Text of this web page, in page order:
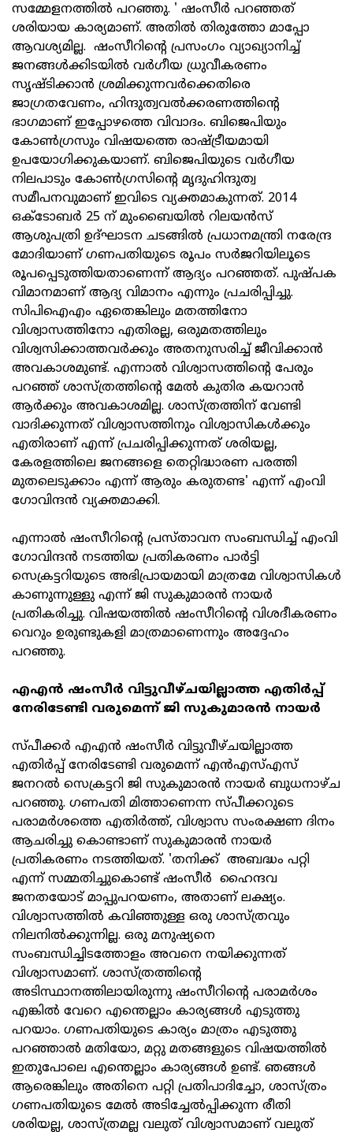
സമ്മേളനത്തില്‍ പറഞ്ഞു. ' ഷംസീര്‍ പറഞ്ഞത്
ശരിയായ കാര്യമാണ്. അതില്‍ തിരുത്തോ മാപ്പോ
ആവശ്യമില്ല. ഷംസീറിന്റെ പ്രസംഗം വ്യാഖ്യാനിച്ച്
ജനങ്ങള്‍ക്കിടയില്‍ വര്‍ഗീയ ധ്രുവീകരണം
സൃഷ്ടിക്കാന്‍ ശ്രമിക്കുന്നവര്‍ക്കെതിരെ
ജാഗ്രതവേണം, ഹിന്ദുത്വവല്‍ക്കരണത്തിന്റെ
ഭാഗമാണ് ഇപ്പോഴത്തെ വിവാദം. ബിജെപിയും
കോണ്‍ഗ്രസും വിഷയത്തെ രാഷ്ട്രീയമായി
ഉപയോഗിക്കുകയാണ്. ബിജെപിയുടെ വര്‍ഗീയ
നിലപാടും കോണ്‍ഗ്രസിന്റെ മൃദുഹിന്ദുത്വ
സമീപനവുമാണ് ഇവിടെ വ്യക്തമാകുന്നത്. 2014
ഒക്ടോബര്‍ 25 ന് മുംബൈയില്‍ റിലയന്‍സ്
ആശുപത്രി ഉദ്ഘാടന ചടങ്ങില്‍ പ്രധാനമന്ത്രി നരേന്ദ്ര
മോദിയാണ് ഗണപതിയുടെ രൂപം സര്‍ജറിയിലൂടെ
രൂപപ്പെടുത്തിയതാണെന്ന് ആദ്യം പറഞ്ഞത്. പുഷ്പക
വിമാനമാണ് ആദ്യ വിമാനം എന്നും പ്രചരിപ്പിച്ചു.
സിപിഐഎം ഏതെങ്കിലും മതത്തിനോ
വിശ്വാസത്തിനോ എതിരല്ല, ഒരുമതത്തിലും
വിശ്വസിക്കാത്തവര്‍ക്കും അതനുസരിച്ച് ജീവിക്കാന്‍
അവകാശമുണ്ട്. എന്നാല്‍ വിശ്വാസത്തിന്റെ പേരും
പറഞ്ഞ് ശാസ്ത്രത്തിന്റെ മേല്‍ കുതിര കയറാന്‍
ആര്‍ക്കും അവകാശമില്ല. ശാസ്ത്രത്തിന് വേണ്ടി
വാദിക്കുന്നത് വിശ്വാസത്തിനും വിശ്വാസികള്‍ക്കും
എതിരാണ് എന്ന് പ്രചരിപ്പിക്കുന്നത് ശരിയല്ല,
കേരളത്തിലെ ജനങ്ങളെ തെറ്റിദ്ധാരണ പരത്തി
മുതലെടുക്കാം എന്ന് ആരും കരുതണ്ട' എന്ന് എംവി
ഗോവിന്ദന്‍ വ്യക്തമാക്കി.
എന്നാല്‍ ഷംസീറിന്റെ പ്രസ്താവന സംബന്ധിച്ച് എംവി
ഗോവിന്ദന്‍ നടത്തിയ പ്രതികരണം പാര്‍ട്ടി
സെക്രട്ടറിയുടെ അഭിപ്രായമായി മാത്രമേ വിശ്വാസികള്‍
കാണുന്നുള്ളു എന്ന് ജി സുകുമാരന്‍ നായര്‍
പ്രതികരിച്ചു. വിഷയത്തില്‍ ഷംസീറിന്റെ വിശദീകരണം
വെറും ഉരുണ്ടുകളി മാത്രമാണെന്നും അദ്ദേഹം
പറഞ്ഞു.
എഎന്‍ ഷംസീര്‍ വിട്ടുവീഴ്ചയില്ലാത്ത എതിര്‍പ്പ്
നേരിടേണ്ടി വരുമെന്ന് ജി സുകുമാരന്‍ നായര്‍
സ്പീക്കര്‍ എഎന്‍ ഷംസീര്‍ വിട്ടുവീഴ്ചയില്ലാത്ത
എതിര്‍പ്പ് നേരിടേണ്ടി വരുമെന്ന് എന്‍എസ്എസ്
ജനറല്‍ സെക്രട്ടറി ജി സുകുമാരന്‍ നായര്‍ ബുധനാഴ്ച
പറഞ്ഞു. ഗണപതി മിത്താണെന്ന സ്പീക്കറുടെ
പരാമര്‍ശത്തെ എതിര്‍ത്ത്, വിശ്വാസ സംരക്ഷണ ദിനം
ആചരിച്ചു കൊണ്ടാണ് സുകുമാരന്‍ നായര്‍
പ്രതികരണം നടത്തിയത്. 'തനിക്ക് അബദ്ധം പറ്റി
എന്ന് സമ്മതിച്ചുകൊണ്ട് ഷംസീര്‍ ഹൈന്ദവ
ജനതയോട് മാപ്പുപറയണം, അതാണ് ലക്ഷ്യം.
വിശ്വാസത്തില്‍ കവിഞ്ഞുള്ള ഒരു ശാസ്ത്രവും
നിലനില്‍ക്കുന്നില്ല. ഒരു മനുഷ്യനെ
സംബന്ധിച്ചിടത്തോളം അവനെ നയിക്കുന്നത്
വിശ്വാസമാണ്. ശാസ്ത്രത്തിന്റെ
അടിസ്ഥാനത്തിലായിരുന്നു ഷംസീറിന്റെ പരാമര്‍ശം
എങ്കില്‍ വേറെ എന്തെല്ലാം കാര്യങ്ങള്‍ എടുത്തു
പറയാം. ഗണപതിയുടെ കാര്യം മാത്രം എടുത്തു
പറഞ്ഞാല്‍ മതിയോ, മറ്റു മതങ്ങളുടെ വിഷയത്തില്‍
ഇതുപോലെ എന്തെല്ലാം കാര്യങ്ങള്‍ ഉണ്ട്. ഞങ്ങള്‍
ആരെങ്കിലും അതിനെ പറ്റി പ്രതിപാദിച്ചോ, ശാസ്ത്രം
ഗണപതിയുടെ മേല്‍ അടിച്ചേല്‍പ്പിക്കുന്ന രീതി
ശരിയല്ല, ശാസ്ത്രമല്ല വലുത് വിശ്വാസമാണ് വലുത്